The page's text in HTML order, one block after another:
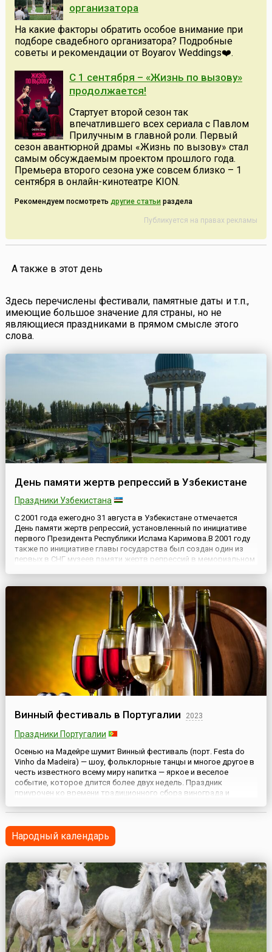
организатора
На какие факторы обратить особое внимание при
подборе свадебного организатора? Подробные
советы и рекомендации от Boyarov Weddings❤️.
С 1 сентября – «Жизнь по вызову»
продолжается!
Стартует второй сезон так
впечатлившего всех сериала с Павлом
Прилучным в главной роли. Первый
сезон авантюрной драмы «Жизнь по вызову» стал
самым обсуждаемым проектом прошлого года.
Премьера второго сезона уже совсем близко – 1
сентября в онлайн-кинотеатре KION.
Рекомендуем посмотреть другие статьи раздела
Публикуется на правах рекламы
А также в этот день
Здесь перечислены фестивали, памятные даты и т.п.,
имеющие большое значение для страны, но не
являющиеся праздниками в прямом смысле этого
слова.
День памяти жертв репрессий в Узбекистане
Праздники Узбекистана
С 2001 года ежегодно 31 августа в Узбекистане отмечается
День памяти жертв репрессий, установленный по инициативе
первого Президента Республики Ислама Каримова.В 2001 году
также по инициативе главы государства был создан один из
первых в СНГ музеев памяти жертв репрессий в мемориальном
Винный фестиваль в Португалии 2023
Праздники Португалии
Осенью на Мадейре шумит Винный фестиваль (порт. Festa do
Vinho da Madeira) — шоу, фольклорные танцы и многое другое в
честь известного всему миру напитка — яркое и веселое
событие, которое длится более двух недель. Праздник
приурочен ко времени традиционного сбора винограда и
готовится угощение, а винные погреба, закрытые в течение
года, о...
Народный календарь